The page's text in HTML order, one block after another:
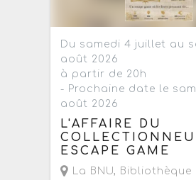
Du samedi 4 juillet au
août 2026
à partir de 20h
- Prochaine date le
août 2026
L'AFFAIRE DU
ESCAPE GAME
La BNU, Bibliothèque